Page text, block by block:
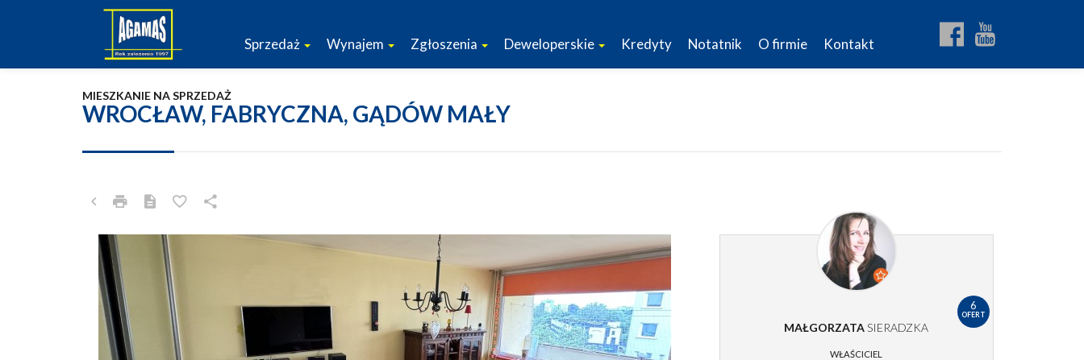
Sprzedaż Wynajem Zgłoszenia Deweloperskie Kredyty Notatnik O firmie Kontakt
WROCŁAW, FABRYCZNA, GĄDÓW MAŁY
MIESZKANIE NA SPRZEDAŻ
6
OFERT
MAŁGORZATASIERADZKA
WŁAŚCICIEL